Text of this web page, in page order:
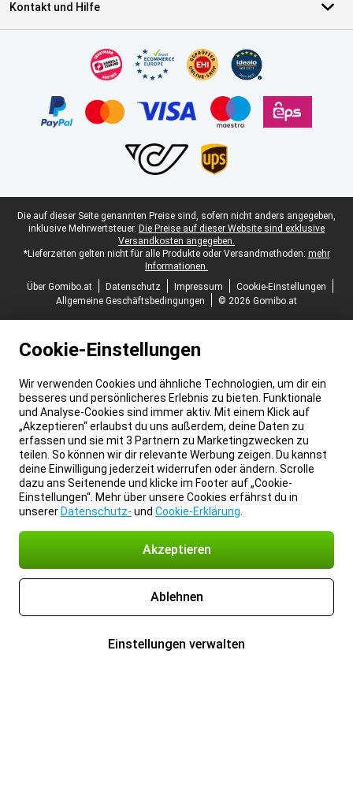
Kontakt und Hilfe
Juristische Fußzeile
Die auf dieser Seite genannten Preise sind, sofern nicht anders angegeben,
inklusive Mehrwertsteuer. Die Preise auf dieser Website sind exklusive
Versandkosten angegeben.
*Lieferzeiten gelten nicht für alle Produkte oder Versandmethoden: mehr
Informationen.
Über Gomibo.at
Datenschutz Impressum
Cookie-Einstellungen
Allgemeine Geschäftsbedingungen
© 2026 Gomibo.at
Cookie-Einstellungen
Wir verwenden Cookies und ähnliche Technologien, um dir ein
besseres und persönlicheres Erlebnis zu bieten. Funktionale
und Analyse-Cookies sind immer aktiv. Mit einem Klick auf
„Akzeptieren“ erlaubst du uns außerdem, deine Daten zu
erfassen und sie mit 3 Partnern zu Marketingzwecken zu
teilen. So können wir dir relevante Werbung zeigen. Du kannst
deine Einwilligung jederzeit widerrufen oder ändern. Scrolle
dazu ans Seitenende und klicke im Footer auf „Cookie-
Einstellungen“. Mehr über unsere Cookies erfährst du in
unserer Datenschutz- und Cookie-Erklärung
Akzeptieren
Ablehnen
Einstellungen verwalten